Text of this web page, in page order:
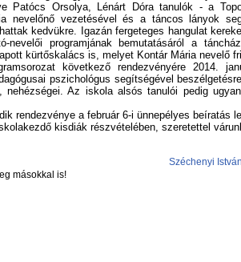
Patócs Orsolya, Lénárt Dóra tanulók - a
nevelőnő vezetésével és a táncos lányok
kedvükre. Igazán fergeteges hangulat
nevelői programjának bemutatásáról a
kürtőskalács is, melyet Kontár Mária nevelő
következő rendezvényére 2014.
pszichológus segítségével
nehézségei. Az iskola alsós tanulói pedig
rendezvénye a február 6-i ünnepélyes beíratás
kisdiák részvételében, szeretettel
Széchenyi
másokkal is!